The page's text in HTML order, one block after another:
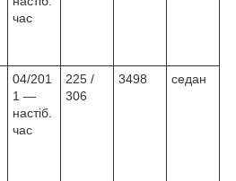
час
04/201
1 —
настіб.
час
225 /
306
3498 седан